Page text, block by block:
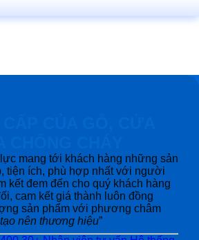
mang tới khách hàng những sản
tiện ích, phù hợp nhất với người
kết đem đến cho quý khách hàng
cam kết giá thành luôn đồng
sản phẩm với phương châm
nên thương hiệu”